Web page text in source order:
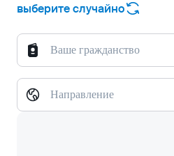
выберите случайно
Ваше гражданство
Направление